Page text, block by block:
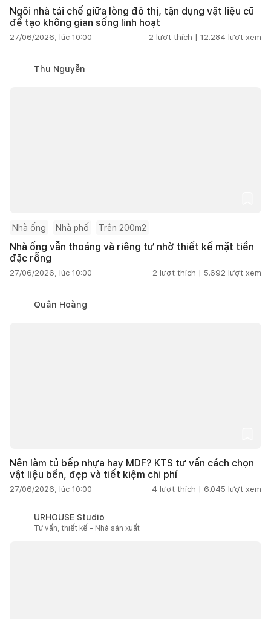
Ngôi nhà tái chế giữa lòng đô thị, tận dụng vật liệu cũ
để tạo không gian sống linh hoạt
27/06/2026, lúc 10:00 2 lượt thích | 12.284 lượt xem
Thu Nguyễn
Nhà ống Nhà phố Trên 200m2
Nhà ống vẫn thoáng và riêng tư nhờ thiết kế mặt tiền
đặc rỗng
27/06/2026, lúc 10:00 2 lượt thích | 5.692 lượt xem
Quân Hoàng
Nên làm tủ bếp nhựa hay MDF? KTS tư vấn cách chọn
vật liệu bền, đẹp và tiết kiệm chi phí
27/06/2026, lúc 10:00 4 lượt thích | 6.045 lượt xem
URHOUSE Studio
Tư vấn, thiết kế - Nhà sản xuất